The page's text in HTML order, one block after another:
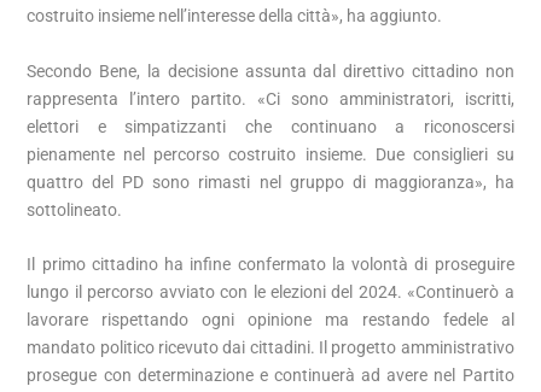
costruito insieme nell’interesse della città», ha aggiunto.
Secondo Bene, la decisione assunta dal direttivo cittadino non
rappresenta l’intero partito. «Ci sono amministratori, iscritti,
elettori e simpatizzanti che continuano a riconoscersi
pienamente nel percorso costruito insieme. Due consiglieri su
quattro del PD sono rimasti nel gruppo di maggioranza», ha
sottolineato.
Il primo cittadino ha infine confermato la volontà di proseguire
lungo il percorso avviato con le elezioni del 2024. «Continuerò a
lavorare rispettando ogni opinione ma restando fedele al
mandato politico ricevuto dai cittadini. Il progetto amministrativo
prosegue con determinazione e continuerà ad avere nel Partito